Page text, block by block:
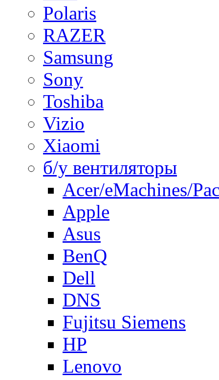
Polaris
RAZER
Samsung
Sony
Toshiba
Vizio
Xiaomi
б/у вентиляторы
Acer/eMachines/
Apple
Asus
BenQ
Dell
DNS
Fujitsu Siemens
HP
Lenovo